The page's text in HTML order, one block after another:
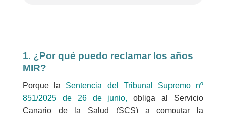
1. ¿Por qué puedo reclamar los años
MIR?
Porque la Sentencia del Tribunal Supremo nº
851/2025 de 26 de junio, obliga al Servicio
Canario de la Salud (SCS) a computar la